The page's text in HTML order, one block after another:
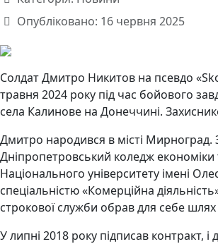
Опубліковано: 16 червня 2025
Солдат Дмитро Никитов на псевдо
травня 2024 року під час бойового
села Калинове на Донеччині.
Дмитро народився в місті Мирноград.
Дніпропетровський коледж економіки
Національного університету імені
спеціальністю «Комерційна
строкової служби обрав для себе шлях
У липні 2018 року підписав контракт, і